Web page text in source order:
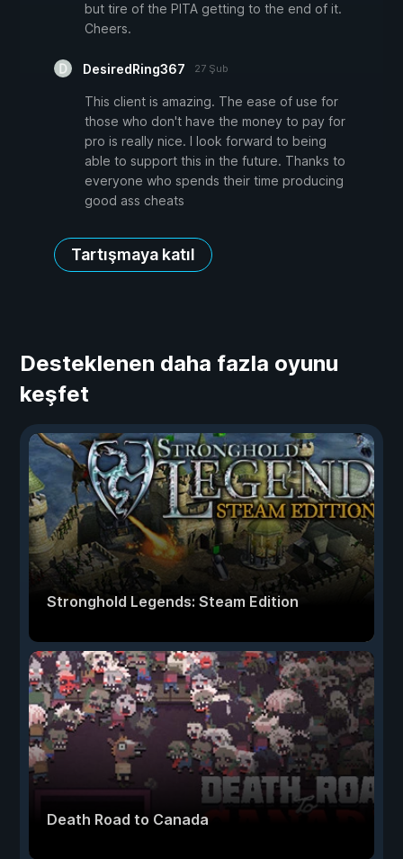
but tire of the PITA getting to the end of it.
Cheers.
DesiredRing367 27 Şub
This client is amazing. The ease of use for
those who don't have the money to pay for
pro is really nice. I look forward to being
able to support this in the future. Thanks to
everyone who spends their time producing
good ass cheats
Tartışmaya katıl
Desteklenen daha fazla oyunu
keşfet
Stronghold Legends: Steam Edition
Death Road to Canada